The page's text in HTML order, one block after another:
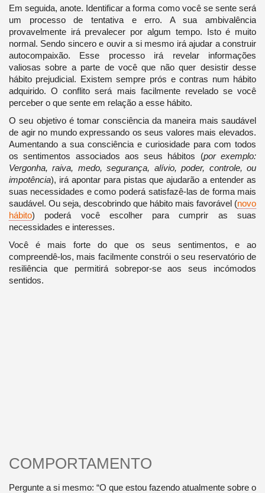
Em seguida, anote. Identificar a forma como você se sente será
um processo de tentativa e erro. A sua ambivalência
provavelmente irá prevalecer por algum tempo. Isto é muito
normal. Sendo sincero e ouvir a si mesmo irá ajudar a construir
autocompaixão. Esse processo irá revelar informações
valiosas sobre a parte de você que não quer desistir desse
hábito prejudicial. Existem sempre prós e contras num hábito
adquirido. O conflito será mais facilmente revelado se você
perceber o que sente em relação a esse hábito.
O seu objetivo é tomar consciência da maneira mais saudável
de agir no mundo expressando os seus valores mais elevados.
Aumentando a sua consciência e curiosidade para com todos
os sentimentos associados aos seus hábitos (por exemplo:
Vergonha, raiva, medo, segurança, alívio, poder, controle, ou
impotência), irá apontar para pistas que ajudarão a entender as
suas necessidades e como poderá satisfazê-las de forma mais
saudável. Ou seja, descobrindo que hábito mais favorável (novo
hábito) poderá você escolher para cumprir as suas
necessidades e interesses.
Você é mais forte do que os seus sentimentos, e ao
compreendê-los, mais facilmente constrói o seu reservatório de
resiliência que permitirá sobrepor-se aos seus incómodos
sentidos.
COMPORTAMENTO
Pergunte a si mesmo: “O que estou fazendo atualmente sobre o